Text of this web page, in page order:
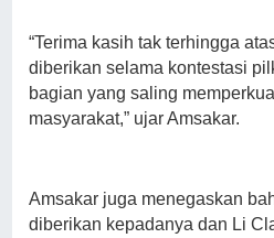
“Terima kasih tak terhingga
diberikan selama kontestasi
bagian yang saling
masyarakat,” ujar Amsakar.
Amsakar juga menegaskan
diberikan kepadanya dan Li